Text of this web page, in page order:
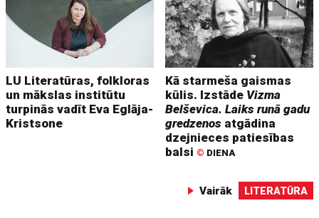
LU Literatūras, folkloras
un mākslas institūtu
turpinās vadīt Eva Eglāja-
Kristsone
Kā starmeša gaismas
kūlis. Izstāde Vizma
Belševica. Laiks runā gadu
gredzenos atgādina
dzejnieces patiesības
balsi © DIENA
Vairāk LITERATŪRA